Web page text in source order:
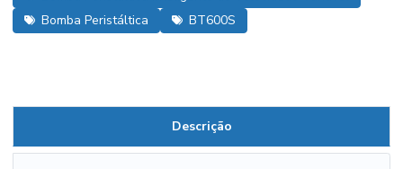
Bomba Peristáltica
BT600S
Descrição